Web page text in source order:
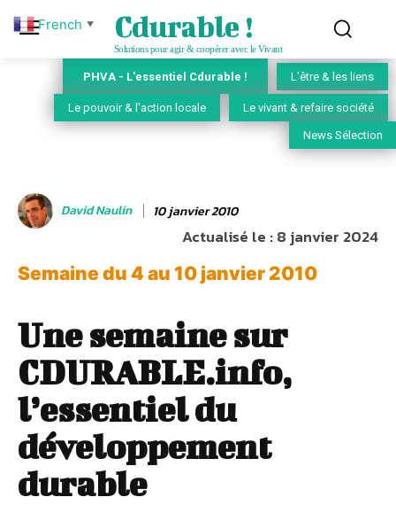
Cdurable !
Solutions pour agir & coopérer avec le Vivant
PHVA - L'essentiel Cdurable ! L'être & les liens
Le pouvoir & l'action locale Le vivant & refaire société
News Sélection
David Naulin 10 janvier 2010
Actualisé le :8 janvier 2024
Semaine du 4 au 10 janvier 2010
Une semaine sur
CDURABLE.info,
l’essentiel du
développement
durable
French ▼